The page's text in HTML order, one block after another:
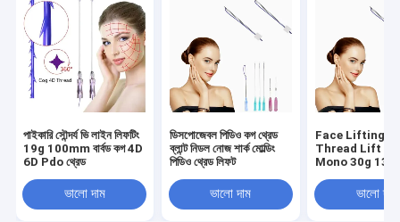
পাইকারি সৌন্দর্য ভি লাইন লিফটিং
19g 100mm বার্বড কগ 4D
6D Pdo থ্রেড
ভালো দাম
ডিসপোজেবল পিডিও কগ থ্রেড
ব্লান্ট নিডল নোজ শার্ক মোল্ডিং
পিডিও থ্রেড লিফট
ভালো দাম
Face Lifting
Thread Lift
Mono 30g
ভালো দাম